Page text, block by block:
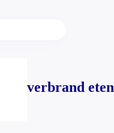
verbrand eten